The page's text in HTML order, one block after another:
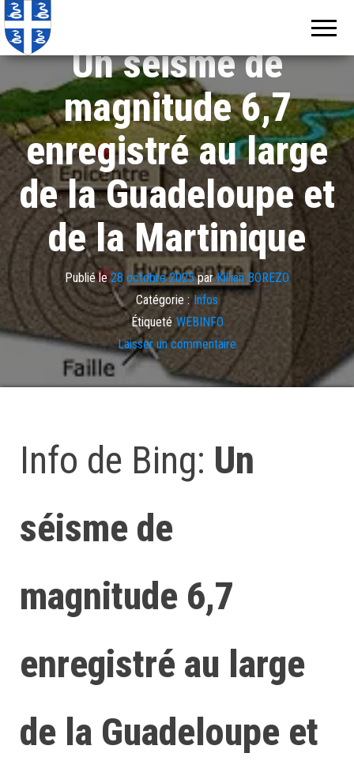
Un séisme de
magnitude 6,7
enregistré au large
de la Guadeloupe et
de la Martinique
Publié le28 octobre 2025parKillian BOREZO
Catégorie : Infos
Étiqueté WEBINFO
Laisser un commentaire
Info de Bing: Un
séisme de
magnitude 6,7
enregistré au large
de la Guadeloupe et